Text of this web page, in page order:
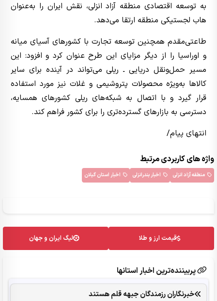
به توسعه اقتصادی منطقه آزاد انزلی، نقش ایران را به‌عنوان
هاب لجستیکی منطقه ارتقا می‌دهد.
طاعتی‌مقدم همچنین توسعه تجارت با کشورهای آسیای میانه
و اوراسیا را از دیگر مزایای این طرح عنوان کرد و افزود: این
مسیر حمل‌ونقل دریایی ـ ریلی می‌تواند در آینده برای سایر
کالاها به‌ویژه محصولات پتروشیمی و غلات نیز مورد استفاده
قرار گیرد و با اتصال به شبکه‌های ریلی کشورهای همسایه،
دسترسی به بازارهای گسترده‌تری را برای کشور فراهم کند.
انتهای پیام/
واژه های کاربردی مرتبط
منطقه آزاد انزلی اخبار بندرانزلی اخبار استان گیلان
قیمت ارز و طلا لیگ ایران و جهان
پربیننده‌ترین اخبار استانها
خبرنگاران رزمندگان جبهه قلم هستند